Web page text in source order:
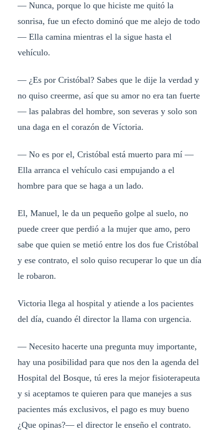
— Nunca, porque lo que hiciste me quitó la
sonrisa, fue un efecto dominó que me alejo de todo
— Ella camina mientras el la sigue hasta el
vehículo.
— ¿Es por Cristóbal? Sabes que le dije la verdad y
no quiso creerme, así que su amor no era tan fuerte
— las palabras del hombre, son severas y solo son
una daga en el corazón de Víctoria.
— No es por el, Cristóbal está muerto para mí —
Ella arranca el vehículo casi empujando a el
hombre para que se haga a un lado.
El, Manuel, le da un pequeño golpe al suelo, no
puede creer que perdió a la mujer que amo, pero
sabe que quien se metió entre los dos fue Cristóbal
y ese contrato, el solo quiso recuperar lo que un día
le robaron.
Victoria llega al hospital y atiende a los pacientes
del día, cuando él director la llama con urgencia.
— Necesito hacerte una pregunta muy importante,
hay una posibilidad para que nos den la agenda del
Hospital del Bosque, tú eres la mejor fisioterapeuta
y si aceptamos te quieren para que manejes a sus
pacientes más exclusivos, el pago es muy bueno
¿Que opinas?— el director le enseño el contrato.